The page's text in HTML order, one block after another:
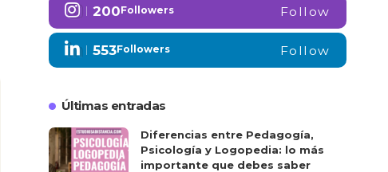
200Followers Follow
553Followers Follow
Últimas entradas
Diferencias entre Pedagogía,
Psicología y Logopedia: lo más
importante que debes saber